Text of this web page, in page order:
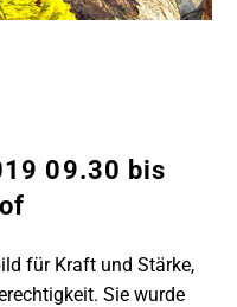
09.30 bis
für Kraft und Stärke,
Sie wurde